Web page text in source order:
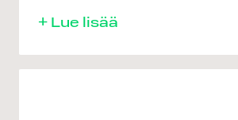
+ Lue lisää